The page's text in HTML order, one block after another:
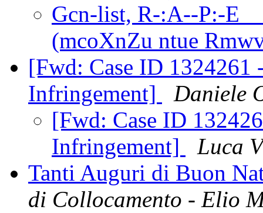
Gcn-list, R-:A--P:-
(mcoXnZu ntue
[Fwd: Case ID 1324261
Infringement]
Daniele
[Fwd: Case ID
Infringement]
Luca
Tanti Auguri di Buon
di Collocamento - Elio